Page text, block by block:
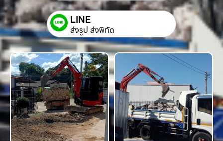
LINE
ส่งรูป ส่งพิกัด